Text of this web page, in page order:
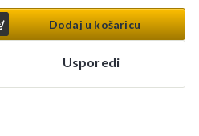
Dodaj u košaricu
Usporedi